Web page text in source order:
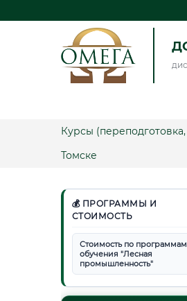
Курсы
Томске
💰 ПРОГРАММЫ И
СТОИМОСТЬ
Стоимость по программам
обучения "Лесная
промышленность"